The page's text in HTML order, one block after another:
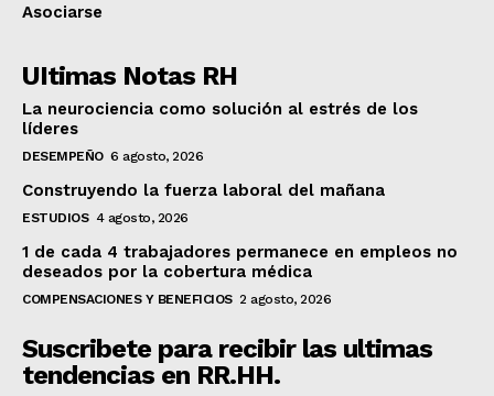
Asociarse
UItimas Notas RH
La neurociencia como solución al estrés de los
líderes
DESEMPEÑO 6 agosto, 2026
Construyendo la fuerza laboral del mañana
ESTUDIOS 4 agosto, 2026
1 de cada 4 trabajadores permanece en empleos no
deseados por la cobertura médica
COMPENSACIONES Y BENEFICIOS 2 agosto, 2026
Suscribete para recibir las ultimas
tendencias en RR.HH.